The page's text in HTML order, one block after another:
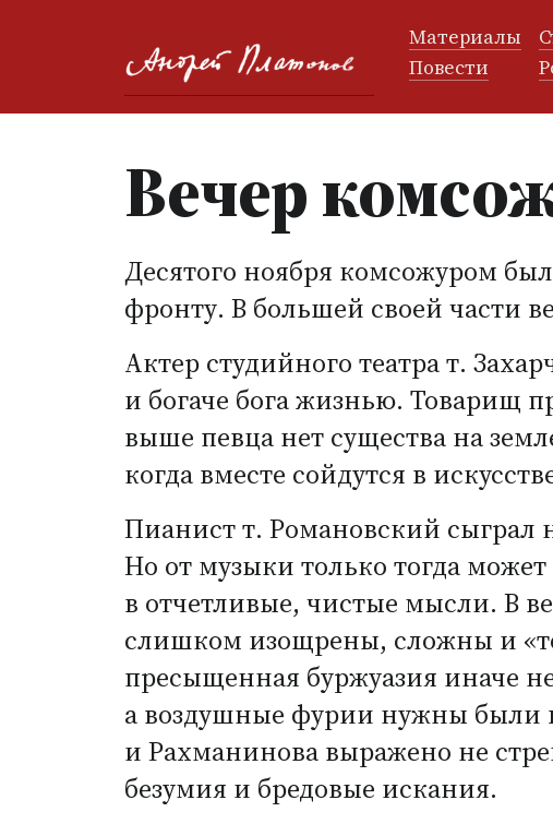
Материалы
Повести
Вечер
Десятого ноября комсожуром
фронту. В большей своей части
Актер студийного театра т.
и богаче бога жизнью. Товарищ
выше певца нет существа на
когда вместе сойдутся в
Пианист т. Романовский сыграл
Но от музыки только тогда
в отчетливые, чистые мысли. В
слишком изощрены, сложны и
пресыщенная буржуазия иначе
а воздушные фурии нужны были
и Рахманинова выражено не
безумия и бредовые искания.